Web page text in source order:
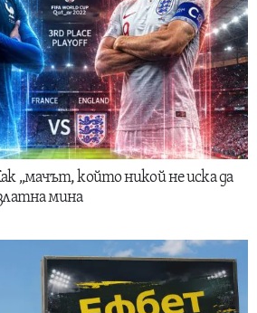
„мачът, който никой не иска да
мина